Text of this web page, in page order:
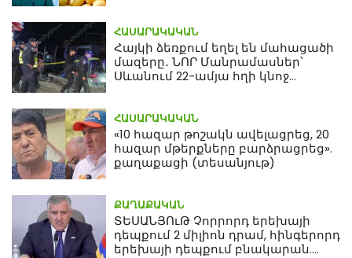
ՀԱՍԱՐԱԿԱԿԱՆ
Հայկի ձեռքում եղել են մահացածի
մազերը․ ՆՈՐ Մանրամասներ՝
Սևանում 22-ամյա հղի կնոջ
ՀԱՍԱՐԱԿԱԿԱՆ
«10 հազար թոշակն ավելացրեց, 20
հազար մթերքները բարձրացրեց».
քաղաքացի (տեսանյութ)
ՔԱՂԱՔԱԿԱՆ
ՏԵՍԱՆՅՈւԹ Չորրորդ երեխայի
դեպքում 2 միլիոն դրամ, հինգերորդ
երեխայի դեպքում բնակարան.